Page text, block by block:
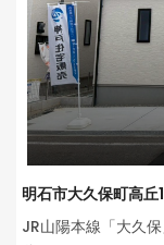
明石市大久保町高丘
JR山陽本線「大久